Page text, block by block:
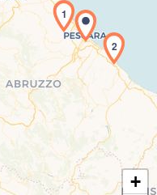
in corso...
1
2
+